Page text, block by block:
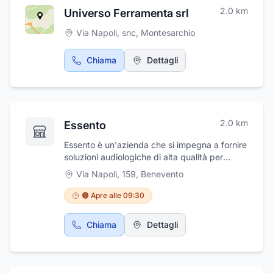
Universo Ferramenta srl 2.0 km
Via Napoli, snc, Montesarchio
Chiama Dettagli
Essento 2.0 km
Essento è un'azienda che si impegna a fornire
soluzioni audiologiche di alta qualità per
migliorare la vita delle persone con difficoltà
uditiva. Oltre ad offrire una vasta gamma di
apparecchi acustici, Essento si dedica anche
alla ricerca e allo sviluppo di nuove tecnologie
avanzate per garantire ai propri clienti il
massimo del comfort e della
solo alla vendita dei prodotti, ma fornisce
Via Napoli, 159, Benevento
🟠 Apre alle 09:30
Chiama Dettagli